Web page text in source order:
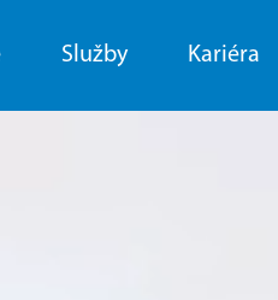
Služby Kariéra